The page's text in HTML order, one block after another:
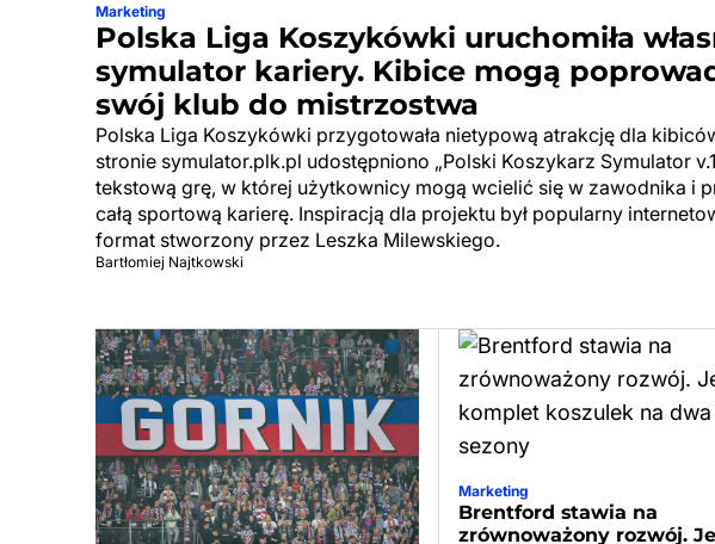
Marketing
Polska Liga Koszykówki uruchomiła
symulator kariery. Kibice mogą
swój klub do mistrzostwa
Polska Liga Koszykówki przygotowała nietypową atrakcję dla
stronie symulator.plk.pl udostępniono „Polski Koszykarz Symulator
tekstową grę, w której użytkownicy mogą wcielić się w zawodnika i
całą sportową karierę. Inspiracją dla projektu był popularny
format stworzony przez Leszka Milewskiego.
Bartłomiej Najtkowski
Marketing
Brentford stawia na
zrównoważony rozwój.